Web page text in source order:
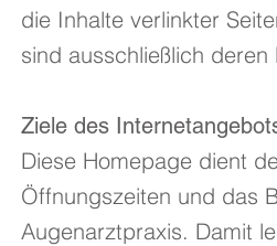
die Inhalte verlinkter
sind ausschließlich
Ziele des
Diese Homepage dient
Öffnungszeiten und das
Augenarztpraxis. Damit